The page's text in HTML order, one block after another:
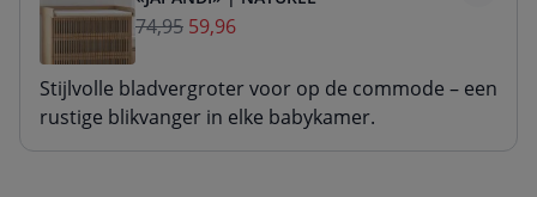
74,95 59,96
Stijlvolle bladvergroter voor op de commode – een
rustige blikvanger in elke babykamer.